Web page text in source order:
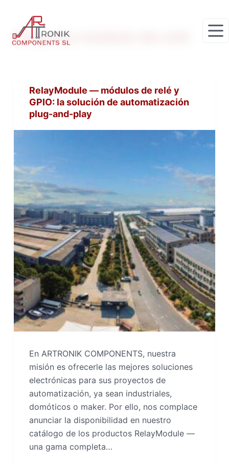
o
e
n
d
o
Etiqueta
RelayModule — módulos de relé y
GPIO: la solución de automatización
plug-and-play
En ARTRONIK COMPONENTS, nuestra
misión es ofrecerle las mejores soluciones
electrónicas para sus proyectos de
automatización, ya sean industriales,
domóticos o maker. Por ello, nos complace
anunciar la disponibilidad en nuestro
catálogo de los productos RelayModule —
una gama completa…